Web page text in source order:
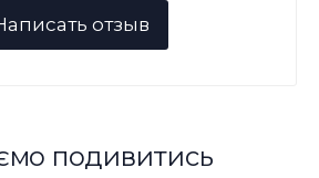
подивитись